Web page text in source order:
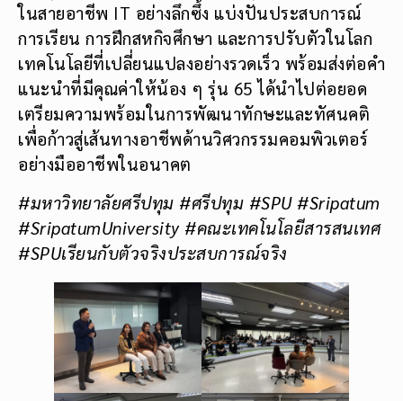
ในสายอาชีพ IT อย่างลึกซึ้ง แบ่งปันประสบการณ์
การเรียน การฝึกสหกิจศึกษา และการปรับตัวในโลก
เทคโนโลยีที่เปลี่ยนแปลงอย่างรวดเร็ว พร้อมส่งต่อคำ
แนะนำที่มีคุณค่าให้น้อง ๆ รุ่น 65 ได้นำไปต่อยอด
เตรียมความพร้อมในการพัฒนาทักษะและทัศนคติ
เพื่อก้าวสู่เส้นทางอาชีพด้านวิศวกรรมคอมพิวเตอร์
อย่างมืออาชีพในอนาคต
#มหาวิทยาลัยศรีปทุม #ศรีปทุม #SPU #Sripatum
#SripatumUniversity #คณะเทคโนโลยีสารสนเทศ
#SPUเรียนกับตัวจริงประสบการณ์จริง